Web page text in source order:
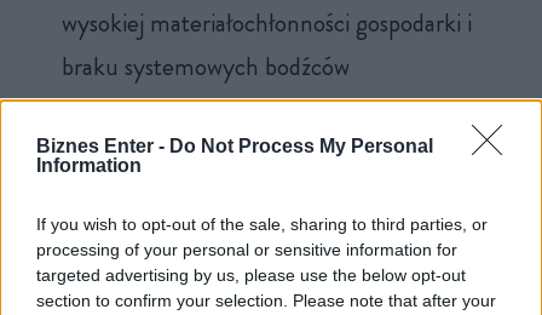
Biznes Enter - Do Not Process My Personal
Information
If you wish to opt-out of the sale, sharing to third parties, or
processing of your personal or sensitive information for
targeted advertising by us, please use the below opt-out
section to confirm your selection. Please note that after your
wysokiej materiałochłonności gospodarki i
braku systemowych bodźców
wspierających obieg zamknięty.
Od 2026 r. zaostrzone regulacje i wymagane poziomy
zawartości materiałów wtórnych zaczną pełnić funkcję realnych